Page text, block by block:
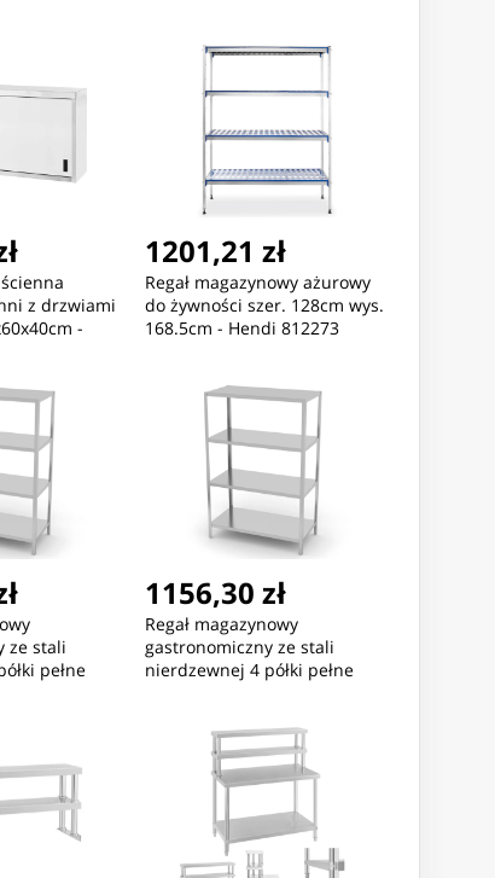
z drzwiami
-
1201,21 zł
Regał magazynowy ażurowy
do żywności szer. 128cm wys.
168.5cm - Hendi 812273
ze stali
pełne
1156,30 zł
Regał magazynowy
gastronomiczny ze stali
nierdzewnej 4 półki pełne